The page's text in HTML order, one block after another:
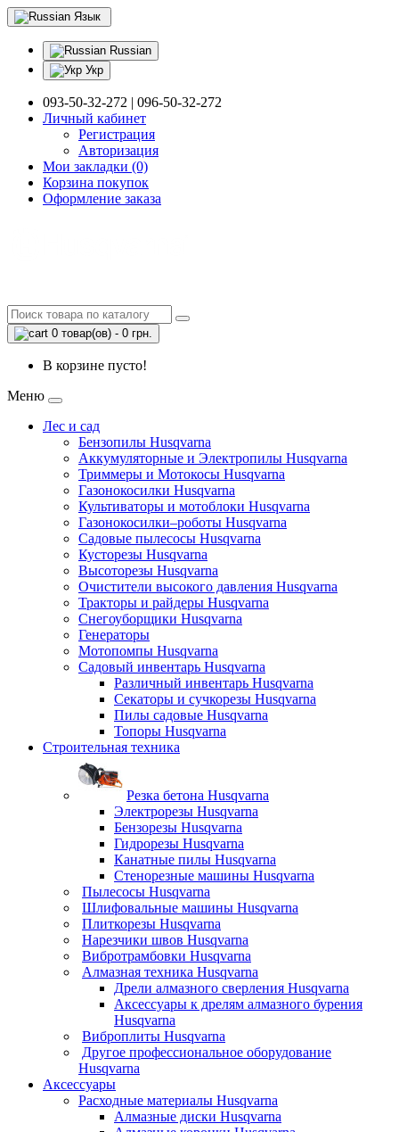
Язык
Russian
Укр
093-50-32-272 | 096-50-32-272
Личный кабинет
Регистрация
Авторизация
Мои закладки (0)
Корзина покупок
Оформление заказа
0 товар(ов) - 0 грн.
В корзине пусто!
Меню
Лес и сад
Бензопилы Husqvarna
Аккумуляторные и Электропилы Нusqvarna
Триммеры и Мотокосы Нusqvarna
Газонокосилки Husqvarna
Культиваторы и мотоблоки Husqvarna
Газонокосилки–роботы Husqvarna
Садовые пылесосы Husqvarna
Кусторезы Husqvarna
Высоторезы Husqvarna
Очистители высокого давления Husqvarna
Тракторы и райдеры Husqvarna
Снегоуборщики Husqvarna
Генераторы
Мотопомпы Husqvarna
Садовый инвентарь Husqvarna
Различный инвентарь Husqvarna
Секаторы и сучкорезы Husqvarna
Пилы садовые Husqvarna
Топоры Husqvarna
Строительная техника
Резка бетона Husqvarna
Электрорезы Husqvarna
Бензорезы Husqvarna
Гидрорезы Husqvarna
Канатные пилы Husqvarna
Стенорезные машины Husqvarna
Пылесосы Husqvarna
Шлифовальные машины Husqvarna
Плиткорезы Husqvarna
Нарезчики швов Husqvarna
Вибротрамбовки Husqvarna
Алмазная техника Husqvarna
Дрели алмазного сверления Husqvarna
Аксессуары к дрелям алмазного бурения
Husqvarna
Виброплиты Husqvarna
Другое профессиональное оборудование
Husqvarna
Аксессуары
Расходные материалы Husqvarna
Алмазные диски Husqvarna